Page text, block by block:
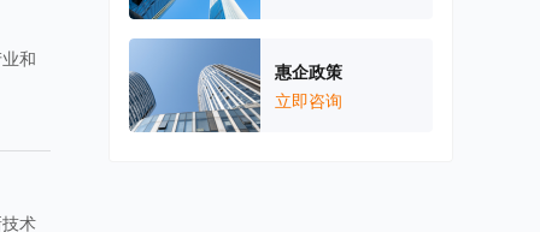
和
术
惠企政策
立即咨询